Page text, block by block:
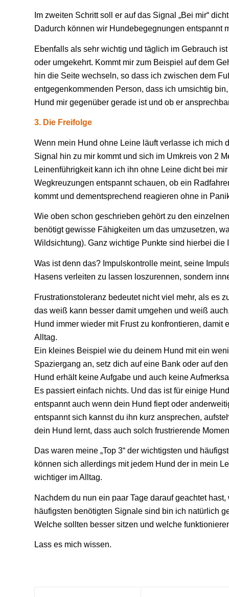
Im zweiten Schritt soll er auf das Signal „Bei mir“
Dadurch können wir Hundebegegnungen entspannt
Ebenfalls als sehr wichtig und täglich im Gebrauch
oder umgekehrt. Kommt mir zum Beispiel auf dem
hin die Seite wechseln, so dass ich zwischen dem
entgegenkommenden Person, dass ich umsichtig
Hund mir gegenüber gerade ist und ob er
3. Die Freifolge
Wenn mein Hund ohne Leine läuft verlasse ich mich
Signal hin zu mir kommt und sich im Umkreis von 2
Leinenführigkeit kann ich ihn ohne Leine dicht bei
Wegkreuzungen entspannt schauen, ob ein
kommt und dementsprechend reagieren ohne in
Wie oben schon geschrieben gehört zu den
benötigt gewisse Fähigkeiten um das umzusetzen,
Wildsichtung). Ganz wichtige Punkte sind hierbei
Was ist denn das? Impulskontrolle meint, seine
Hasens verleiten zu lassen loszurennen, sondern
Frustrationstoleranz bedeutet nicht viel mehr, als es
das weiß kann besser damit umgehen und weiß
Hund immer wieder mit Frust zu konfrontieren,
Alltag.
Ein kleines Beispiel wie du deinem Hund mit ein
Spaziergang an, setz dich auf eine Bank oder auf
Hund erhält keine Aufgabe und auch keine
Es passiert einfach nichts. Und das ist für einige
entspannt auch wenn dein Hund fiept oder
entspannt sich kannst du ihn kurz ansprechen,
dein Hund lernt, dass auch solch frustrierende
Das waren meine „Top 3“ der wichtigsten und
können sich allerdings mit jedem Hund der in mein
wichtiger im Alltag.
Nachdem du nun ein paar Tage darauf geachtet
häufigsten benötigten Signale sind bin ich natürlich
Welche sollten besser sitzen und welche
Lass es mich wissen.